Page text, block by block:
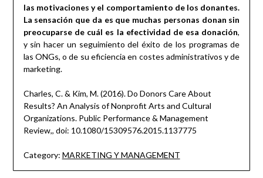
las motivaciones y el comportamiento de los donantes.
La sensación que da es que muchas personas donan sin
preocuparse de cuál es la efectividad de esa donación,
y sin hacer un seguimiento del éxito de los programas de
las ONGs, o de su eficiencia en costes administrativos y de
marketing.
Charles, C. & Kim, M. (2016). Do Donors Care About
Results? An Analysis of Nonprofit Arts and Cultural
Organizations. Public Performance & Management
Review,, doi: 10.1080/15309576.2015.1137775
Category: MARKETING Y MANAGEMENT